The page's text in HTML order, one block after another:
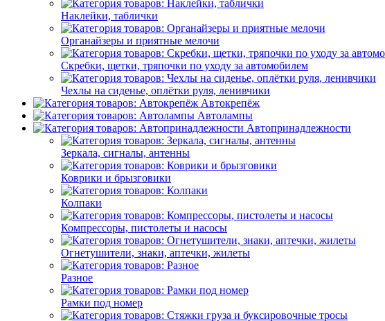
Наклейки, таблички
Органайзеры и приятные мелочи
Скребки, щетки, тряпочки по уходу за автомобилем
Чехлы на сиденье, оплётки руля, ленивчики
Автокрепёж
Автолампы
Автопринадлежности
Зеркала, сигналы, антенны
Коврики и брызговики
Колпаки
Компрессоры, пистолеты и насосы
Огнетушители, знаки, аптечки, жилеты
Разное
Рамки под номер